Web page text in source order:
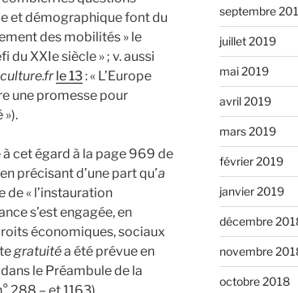
et démographique font du
des mobilités » le
du XXIe siècle » ; v. aussi
le 13: « L’Europe
une promesse pour
»).
à cet égard à la page 969 de
précisant d’une part qu’a
de « l’instauration
s’est engagée, en
économiques, sociaux
gratuitéa été prévue en
le Préambule de la
septembre
juillet 2019
mai 2019
avril 2019
mars 2019
février 2019
janvier 2019
décembre
novembre
octobre 2018